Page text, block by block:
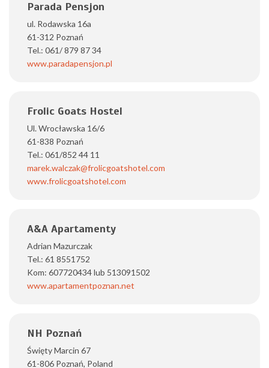
Parada Pensjon
ul. Rodawska 16a
61-312 Poznań
Tel.: 061/ 879 87 34
www.paradapensjon.pl
Frolic Goats Hostel
Ul. Wrocławska 16/6
61-838 Poznań
Tel.: 061/852 44 11
marek.walczak@frolicgoatshotel.com
www.frolicgoatshotel.com
A&A Apartamenty
Adrian Mazurczak
Tel.: 61 8551752
Kom: 607720434 lub 513091502
www.apartamentpoznan.net
NH Poznań
Święty Marcin 67
61-806 Poznań, Poland